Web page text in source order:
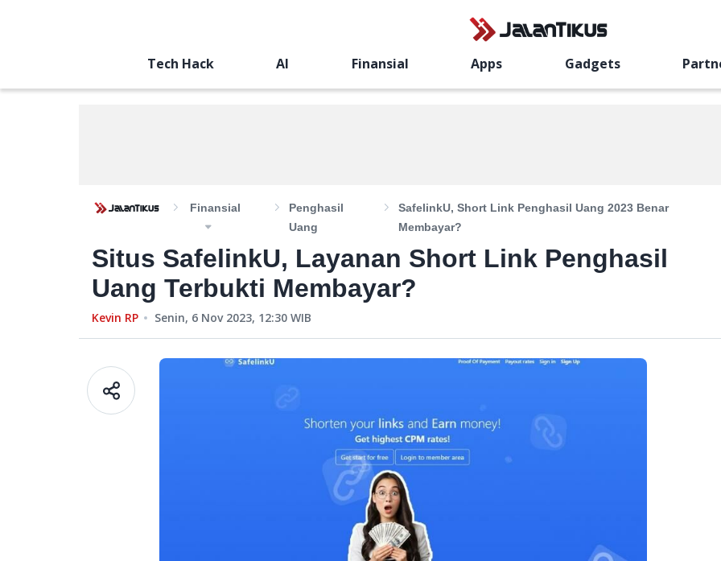
Tech Hack AI Finansial Apps Gadgets
Finansial
Penghasil
Uang
SafelinkU, Short Link Penghasil Uang 2023 Benar
Membayar?
Situs SafelinkU, Layanan Short Link Penghasil
Uang Terbukti Membayar?
Kevin RP Senin, 6 Nov 2023, 12:30 WIB